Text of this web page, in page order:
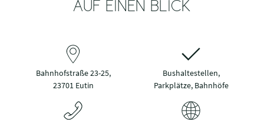
AUF EINEN BLICK
Bahnhofstraße 23-25,
23701 Eutin
Bushaltestellen,
Parkplätze, Bahnhöfe